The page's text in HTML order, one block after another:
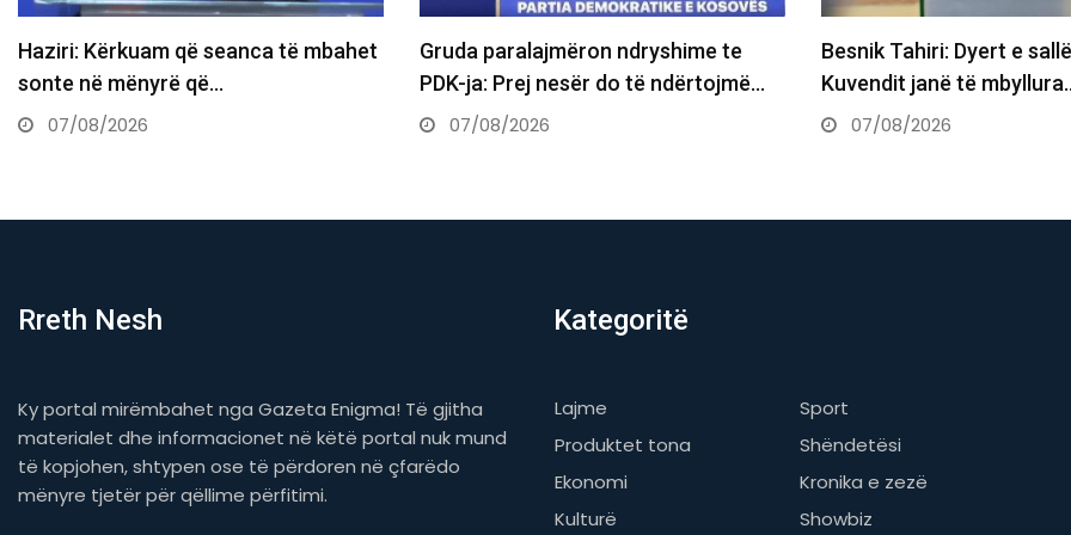
që seanca të mbahet
mënyrë që…
2026
Gruda paralajmëron ndryshime te
PDK-ja: Prej nesër do të ndërtojmë…
07/08/2026
Besnik Tahiri: Dyert e sallës së
Kuvendit janë të mbyllura…
07/08/2026
Rreth Nesh
Ky portal mirëmbahet nga Gazeta Enigma! Të gjitha
materialet dhe informacionet në këtë portal nuk mund
të kopjohen, shtypen ose të përdoren në çfarëdo
mënyre tjetër për qëllime përfitimi.
Kategoritë
Lajme
Sport
Produktet tona
Shëndetësi
Ekonomi
Kronika e zezë
Kulturë
Showbiz